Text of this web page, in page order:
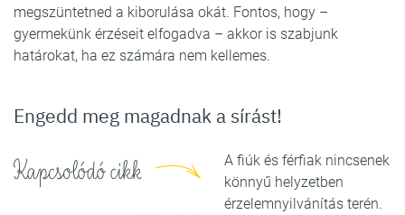
megszüntetned a kiborulása okát. Fontos, hogy –
gyermekünk érzéseit elfogadva – akkor is szabjunk
határokat, ha ez számára nem kellemes.
Engedd meg magadnak a sírást!
Kapcsolódó cikk
A fiúk és férfiak nincsenek
könnyű helyzetben
érzelemnyilvánítás terén.